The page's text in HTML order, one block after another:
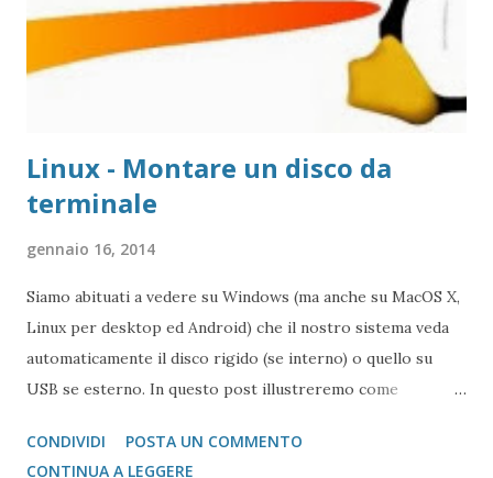
Linux - Montare un disco da
terminale
gennaio 16, 2014
Siamo abituati a vedere su Windows (ma anche su MacOS X,
Linux per desktop ed Android) che il nostro sistema veda
automaticamente il disco rigido (se interno) o quello su
USB se esterno. In questo post illustreremo come
CONDIVIDI
POSTA UN COMMENTO
CONTINUA A LEGGERE